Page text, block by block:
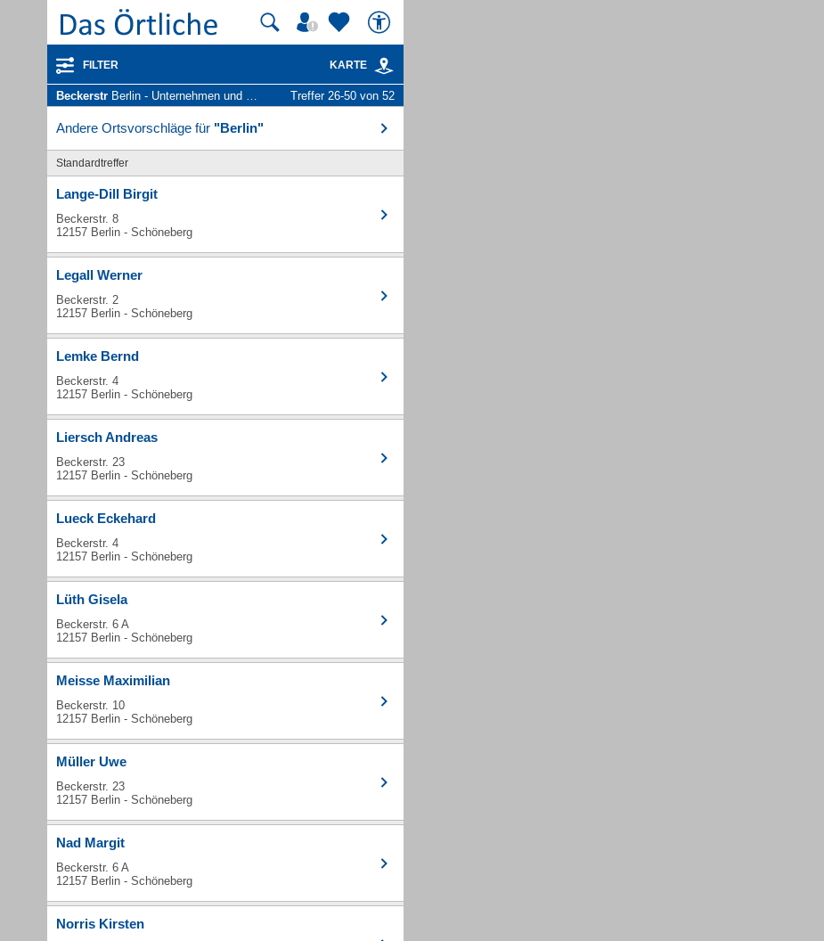
FILTER KARTE
Beckerstr Berlin - Unternehmen und Personen Treffer 26-50 von 52
Andere Ortsvorschläge für "Berlin"
Standardtreffer
Lange-Dill Birgit
Beckerstr. 8
12157 Berlin - Schöneberg
Legall Werner
Beckerstr. 2
12157 Berlin - Schöneberg
Lemke Bernd
Beckerstr. 4
12157 Berlin - Schöneberg
Liersch Andreas
Beckerstr. 23
12157 Berlin - Schöneberg
Lueck Eckehard
Beckerstr. 4
12157 Berlin - Schöneberg
Lüth Gisela
Beckerstr. 6 A
12157 Berlin - Schöneberg
Meisse Maximilian
Beckerstr. 10
12157 Berlin - Schöneberg
Müller Uwe
Beckerstr. 23
12157 Berlin - Schöneberg
Nad Margit
Beckerstr. 6 A
12157 Berlin - Schöneberg
Norris Kirsten